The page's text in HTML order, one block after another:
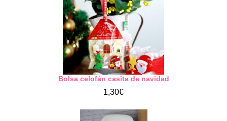
Bolsa celofán casita de navidad
1,30€